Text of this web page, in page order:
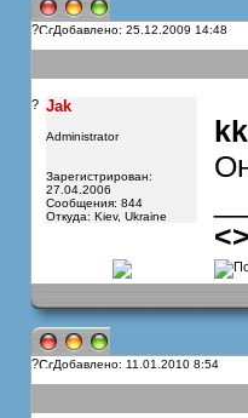
? Добавлено: 25.12.2009 14:48
? Jak
Administrator
Зарегистрирован:
27.04.2006
Сообщения: 844
Откуда: Kiev, Ukraine
<>
? Добавлено: 11.01.2010 8:54